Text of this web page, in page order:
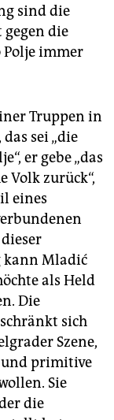
sind die
gegen die
Polje immer
Truppen in
sei „die
er gebe „das
Volk zurück“,
eines
kann Mladić
als Held
Die
sich
Szene,
und primitive
Sie
die